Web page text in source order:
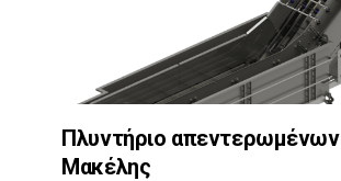
Υγειονομικός εξοπλισμός
Πλυντήριο απεντερωμένων
Μακέλης